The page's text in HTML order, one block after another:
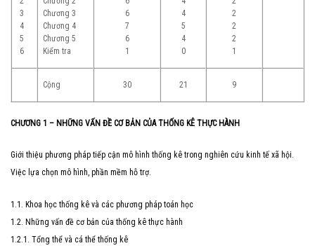
3
4
5
6
Chương 3
Chương 4
Chương 5
Kiểm tra
6
7
6
1
4
5
4
0
2
2
2
1
Cộng 30 21 9
CHƯƠNG 1 – NHỮNG VẤN ĐỀ CƠ BẢN CỦA THỐNG KÊ THỰC HÀNH
Giới thiệu phương pháp tiếp cận mô hình thống kê trong nghiên cứu kinh tế xã hội.
Việc lựa chọn mô hình, phần mềm hỗ trợ.
1.1. Khoa học thống kê và các phương pháp toán học
1.2. Những vấn đề cơ bản của thống kê thực hành
1.2.1. Tổng thể và cá thể thống kê